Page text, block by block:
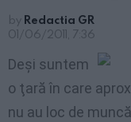
by Redactia GR
01/06/2011, 7:36
Deşi suntem
o ţară în care
nu au loc de